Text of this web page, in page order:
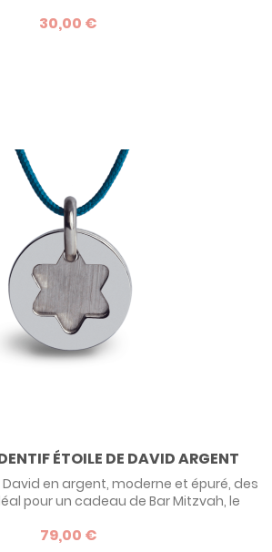
unique, parfait pour un cadeau spécial
30,00 €
ÉTOILE DE DAVID ARGENT
en argent, moderne et épuré, des
pour un cadeau de Bar Mitzvah, le
dos par la gravure de votre choix. Nos
79,00 €